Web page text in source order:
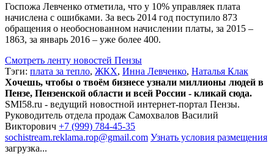
Госпожа Левченко отметила, что у 10% управляек плата
начислена с ошибками. За весь 2014 год поступило 873
обращения о необоснованном начислении платы, за 2015 –
1863, за январь 2016 – уже более 400.
Смотреть ленту новостей Пензы
Тэги: плата за тепло, ЖКХ, Инна Левченко, Наталья Клак
Хочешь, чтобы о твоём бизнесе узнали миллионы людей в
Пензе, Пензенской области и всей России - кликай сюда.
SMI58.ru - ведущий новостной интернет-портал Пензы.
Руководитель отдела продаж Самохвалов Василий
Викторович +7 (999) 784-45-35
sochistream.reklama.rop@gmail.com Узнать условия размещения
загрузка...